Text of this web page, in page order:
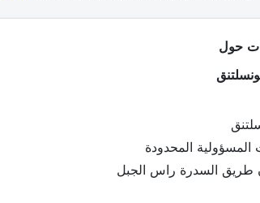
حول
المحدودة
طريق السدرة راس الجبل